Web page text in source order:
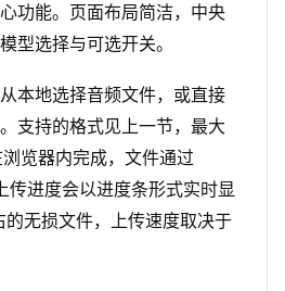
功能。页面布局简洁，中央
型选择与可选开关。
本地选择音频文件，或直接
支持的格式见上一节，最大
览器内完成，文件通过
传进度会以进度条形式实时显
无损文件，上传速度取决于